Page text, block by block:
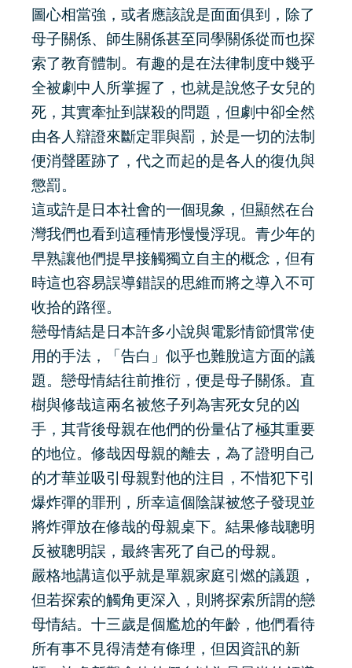
圖心相當強，或者應該說是面面俱到，除了
母子關係、師生關係甚至同學關係從而也探
索了教育體制。有趣的是在法律制度中幾乎
全被劇中人所掌握了，也就是說悠子女兒的
死，其實牽扯到謀殺的問題，但劇中卻全然
由各人辯證來斷定罪與罰，於是一切的法制
便消聲匿跡了，代之而起的是各人的復仇與
懲罰。
這或許是日本社會的一個現象，但顯然在台
灣我們也看到這種情形慢慢浮現。青少年的
早熟讓他們提早接觸獨立自主的概念，但有
時這也容易誤導錯誤的思維而將之導入不可
收拾的路徑。
戀母情結是日本許多小說與電影情節慣常使
用的手法，「告白」似乎也難脫這方面的議
題。戀母情結往前推衍，便是母子關係。直
樹與修哉這兩名被悠子列為害死女兒的凶
手，其背後母親在他們的份量佔了極其重要
的地位。修哉因母親的離去，為了證明自己
的才華並吸引母親對他的注目，不惜犯下引
爆炸彈的罪刑，所幸這個陰謀被悠子發現並
將炸彈放在修哉的母親桌下。結果修哉聰明
反被聰明誤，最終害死了自己的母親。
嚴格地講這似乎就是單親家庭引燃的議題，
但若探索的觸角更深入，則將探索所謂的戀
母情結。十三歲是個尷尬的年齡，他們看待
所有事不見得清楚有條理，但因資訊的新